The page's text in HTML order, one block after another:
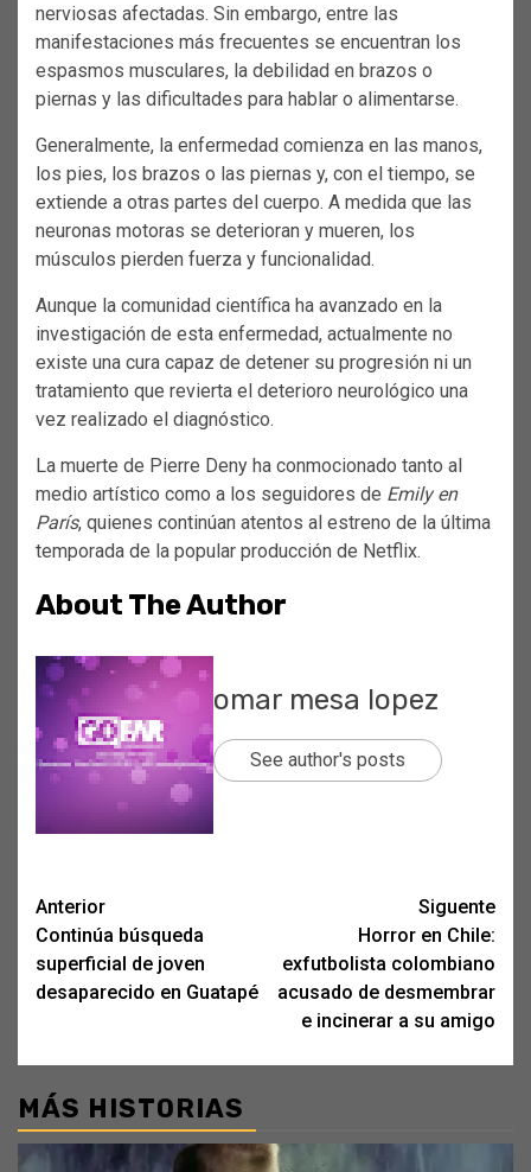
nerviosas afectadas. Sin embargo, entre las
manifestaciones más frecuentes se encuentran los
espasmos musculares, la debilidad en brazos o
piernas y las dificultades para hablar o alimentarse.
Generalmente, la enfermedad comienza en las manos,
los pies, los brazos o las piernas y, con el tiempo, se
extiende a otras partes del cuerpo. A medida que las
neuronas motoras se deterioran y mueren, los
músculos pierden fuerza y funcionalidad.
Aunque la comunidad científica ha avanzado en la
investigación de esta enfermedad, actualmente no
existe una cura capaz de detener su progresión ni un
tratamiento que revierta el deterioro neurológico una
vez realizado el diagnóstico.
La muerte de Pierre Deny ha conmocionado tanto al
medio artístico como a los seguidores de Emily en
París, quienes continúan atentos al estreno de la última
temporada de la popular producción de Netflix.
About The Author
omar mesa lopez
See author's posts
Post
navigation
Anterior
Continúa búsqueda
superficial de joven
desaparecido en Guatapé
Siguente
Horror en Chile:
exfutbolista colombiano
acusado de desmembrar
e incinerar a su amigo
MÁS HISTORIAS